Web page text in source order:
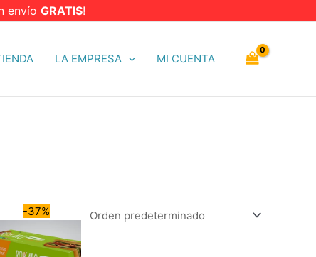
envío GRATIS!
LA EMPRESA MI CUENTA
-37%